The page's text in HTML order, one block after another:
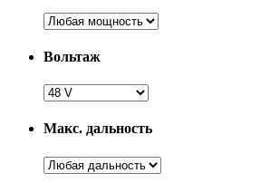
Вольтаж
Макс. дальность